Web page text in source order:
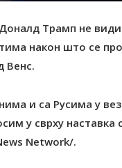
Трамп не
након што се
Венс.
и са Русима у
у сврху наставка
Network/.